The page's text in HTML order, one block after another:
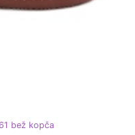
bež kopča